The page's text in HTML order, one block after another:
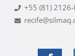
+55 (81)